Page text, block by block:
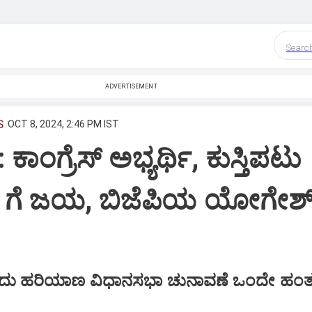
ADVERTISEMENT
OCT 8, 2024, 2:46 PM IST
ಕಾಂಗ್ರೆಸ್‌ ಅಭ್ಯರ್ಥಿ, ಕುಸ್ತಿಪಟು
ಗೆ ಜಯ, ಬಿಜೆಪಿಯ
ಹರಿಯಾಣ ವಿಧಾನಸಭಾ ಚುನಾವಣೆ ಒಂದೇ